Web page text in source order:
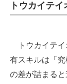
トウカイテイ
トウカイテイ
有スキルは「
の差が詰まると